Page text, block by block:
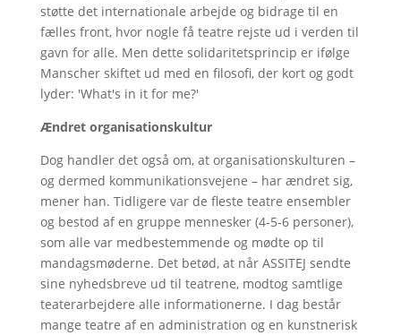
støtte det internationale arbejde og bidrage til en
fælles front, hvor nogle få teatre rejste ud i verden til
gavn for alle. Men dette solidaritetsprincip er ifølge
Manscher skiftet ud med en filosofi, der kort og godt
lyder: 'What's in it for me?'
Ændret organisationskultur
Dog handler det også om, at organisationskulturen –
og dermed kommunikationsvejene – har ændret sig,
mener han. Tidligere var de fleste teatre ensembler
og bestod af en gruppe mennesker (4-5-6 personer),
som alle var medbestemmende og mødte op til
mandagsmøderne. Det betød, at når ASSITEJ sendte
sine nyhedsbreve ud til teatrene, modtog samtlige
teaterarbejdere alle informationerne. I dag består
mange teatre af en administration og en kunstnerisk